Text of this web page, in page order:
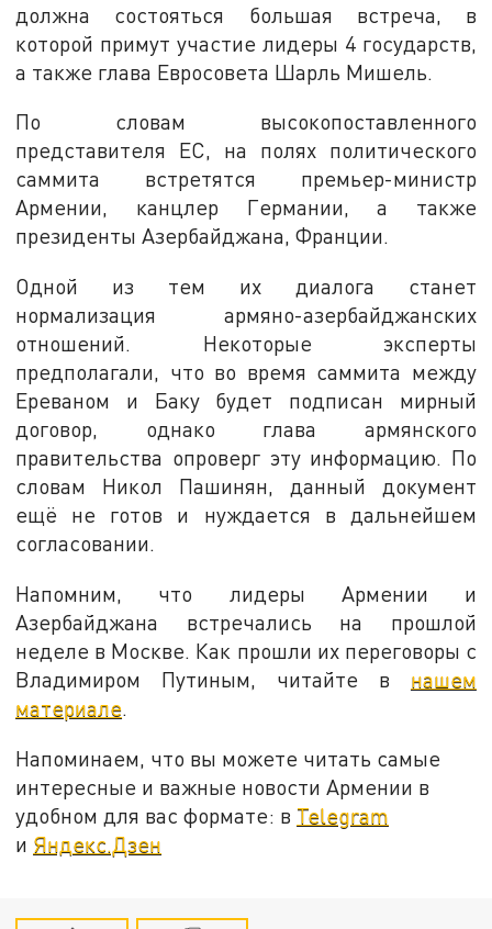
должна состояться большая встреча, в
которой примут участие лидеры 4 государств,
а также глава Евросовета Шарль Мишель.
По словам высокопоставленного
представителя ЕС, на полях политического
саммита встретятся премьер-министр
Армении, канцлер Германии, а также
президенты Азербайджана, Франции.
Одной из тем их диалога станет
нормализация армяно-азербайджанских
отношений. Некоторые эксперты
предполагали, что во время саммита между
Ереваном и Баку будет подписан мирный
договор, однако глава армянского
правительства опроверг эту информацию. По
словам Никол Пашинян, данный документ
ещё не готов и нуждается в дальнейшем
согласовании.
Напомним, что лидеры Армении и
Азербайджана встречались на прошлой
неделе в Москве. Как прошли их переговоры с
Владимиром Путиным, читайте в нашем
материале.
Напоминаем, что вы можете читать самые
интересные и важные новости Армении в
удобном для вас формате: в Telegram
и Яндекс.Дзен